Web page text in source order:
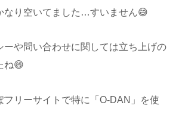
なり空いてました…すいません😅
ーや問い合わせに関しては立ち上げの
ね😄
フリーサイトで特に「O-DAN」を使